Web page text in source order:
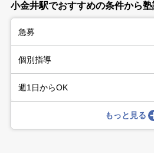
小金井駅でおすすめの条件から
急募
個別指導
週1日からOK
もっと見る